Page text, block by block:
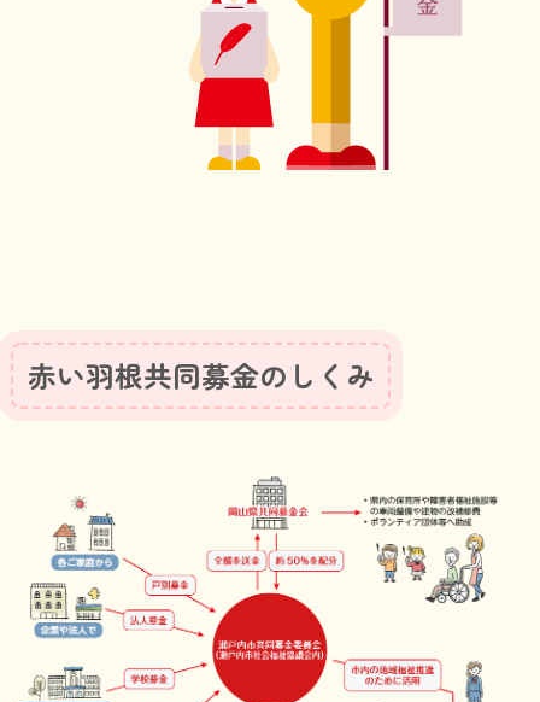
赤い羽根共同募金のしくみ